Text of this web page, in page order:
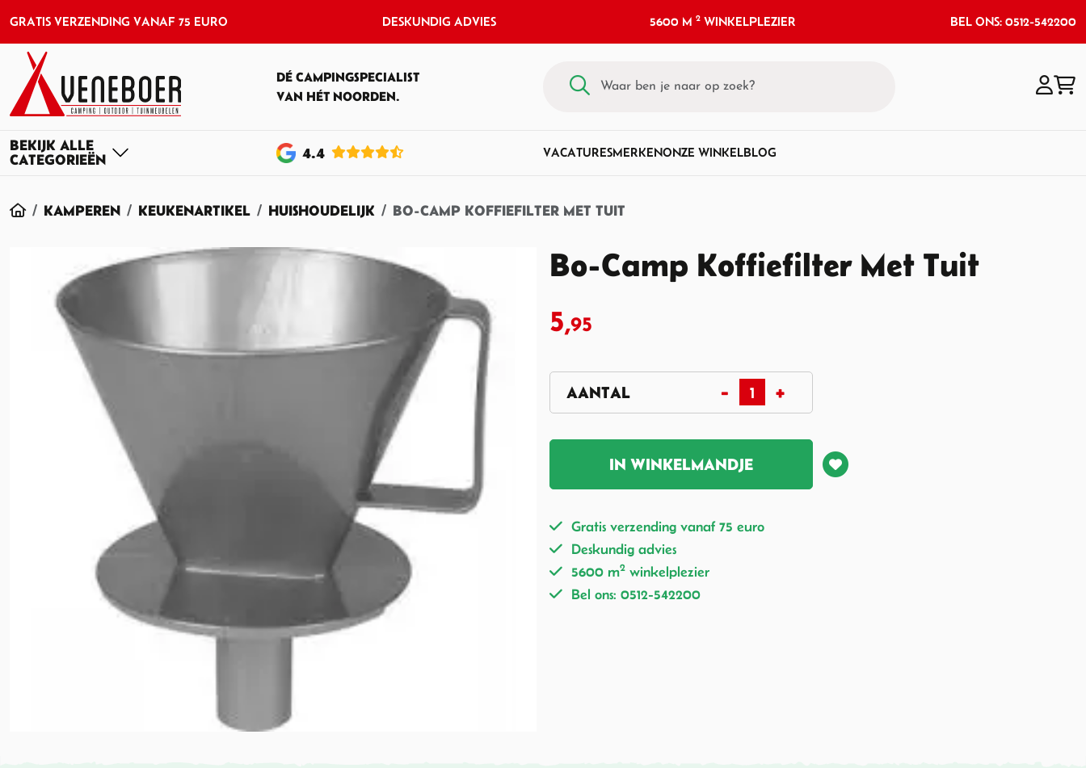
GRATIS VERZENDING VANAF 75 EURO DESKUNDIG ADVIES 5600 M2 WINKELPLEZIER BEL ONS: 0512-542200
DÉ CAMPINGSPECIALIST
VAN HÉT NOORDEN.
4.4 VACATURESMERKENONZE WINKELBLOG
HOMEKAMPEREN KEUKENARTIKEL HUISHOUDELIJK BO-CAMP KOFFIEFILTER MET TUIT
Bo-Camp Koffiefilter Met Tuit
5,95
IN WINKELMANDJE
Gratis verzending vanaf 75 euro
Deskundig advies
5600 m2 winkelplezier
Bel ons: 0512-542200